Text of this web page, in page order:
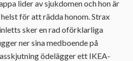
lider av sjukdomen och hon är
för att rädda honom. Strax
sker en rad oförklarliga
ner sina medboende på
ödelägger ett IKEA-